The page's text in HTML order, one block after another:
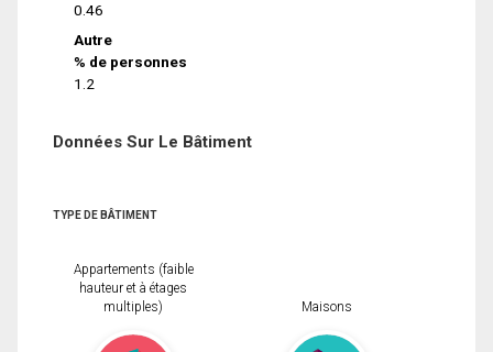
0.46
Autre
% de personnes
1.2
Données Sur Le Bâtiment
TYPE DE BÂTIMENT
Appartements (faible
hauteur et à étages
multiples)
Maisons